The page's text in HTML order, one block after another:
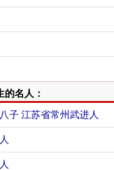
的名人：
子 江苏省常州武进人